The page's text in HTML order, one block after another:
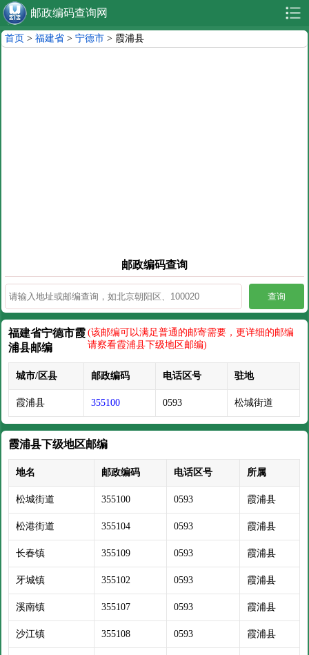
邮政编码查询网
首页 >福建省 >宁德市 > 霞浦县
邮政编码查询
查询
福建省宁德市霞
浦县邮编
(该邮编可以满足普通的邮寄需要，更详细的邮编
请察看霞浦县下级地区邮编)
城市/区县 邮政编码 电话区号 驻地
霞浦县 355100 0593 松城街道
霞浦县下级地区邮编
地名 邮政编码 电话区号 所属
松城街道 355100 0593 霞浦县
松港街道 355104 0593 霞浦县
长春镇 355109 0593 霞浦县
牙城镇 355102 0593 霞浦县
溪南镇 355107 0593 霞浦县
沙江镇 355108 0593 霞浦县